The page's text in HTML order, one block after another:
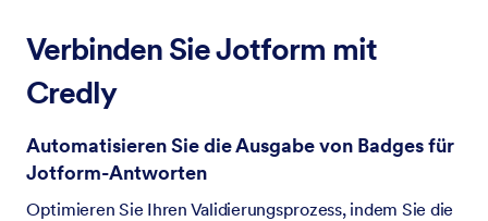
Verbinden Sie Jotform mit
Credly
Automatisieren Sie die Ausgabe von Badges für
Jotform-Antworten
Optimieren Sie Ihren Validierungsprozess, indem Sie die